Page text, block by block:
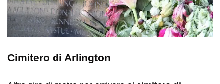
Cimitero di Arlington